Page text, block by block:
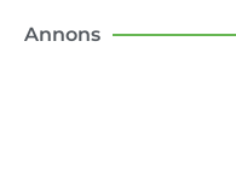
Annons